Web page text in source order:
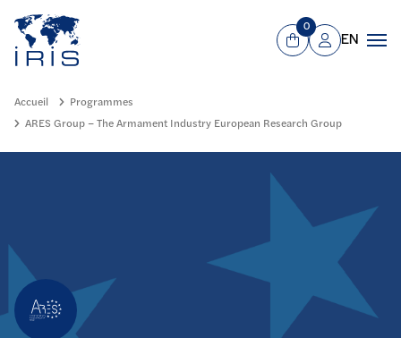
Aller au contenu principal
Panier
0
Mon compte
EN
Accueil
Programmes
ARES Group – The Armament Industry European Research Group